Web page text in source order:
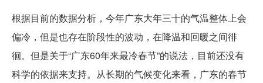
根据目前的数据分析，今年广东大年三十的气温整体上会
偏冷，但是也存在阶段性的波动，在降温和回暖之间徘
徊。但是关于“广东60年来最冷春节”的说法，目前还没有
科学的依据来支持。从长期的气候变化来看，广东的春节